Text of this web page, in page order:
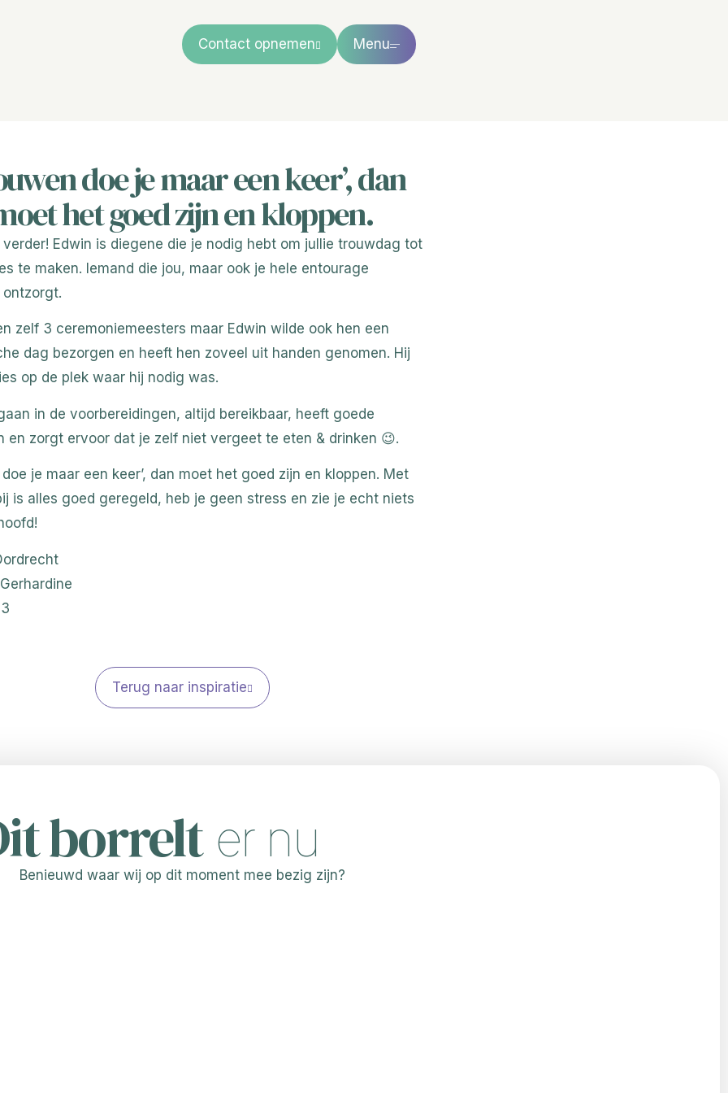
Contact opnemen Menu
doe je maar een keer’, dan
het goed zijn en kloppen.
Edwin is diegene die je nodig hebt om jullie trouwdag tot
te maken. Iemand die jou, maar ook je hele entourage
zelf 3 ceremoniemeesters maar Edwin wilde ook hen een
dag bezorgen en heeft hen zoveel uit handen genomen. Hij
op de plek waar hij nodig was.
in de voorbereidingen, altijd bereikbaar, heeft goede
en zorgt ervoor dat je zelf niet vergeet te eten & drinken 😉.
doe je maar een keer’, dan moet het goed zijn en kloppen. Met
is alles goed geregeld, heb je geen stress en zie je echt niets
Terug naar inspiratie
borrelter nu
Benieuwd waar wij op dit moment mee bezig zijn?